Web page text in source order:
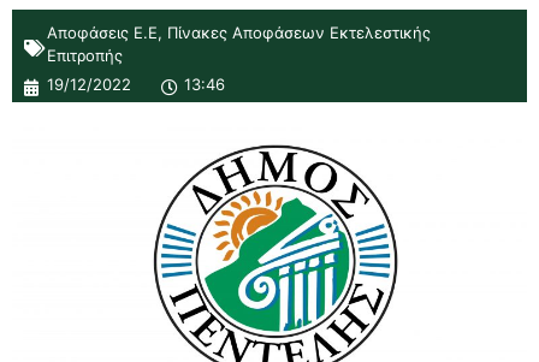
Αποφάσεις Ε.Ε, Πίνακες Αποφάσεων Εκτελεστικής
Επιτροπής
19/12/2022
13:46